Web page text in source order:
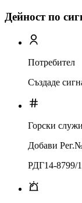
Дейност по
Потребител
Създаде
Горски
Добави
РДГ14-8799/